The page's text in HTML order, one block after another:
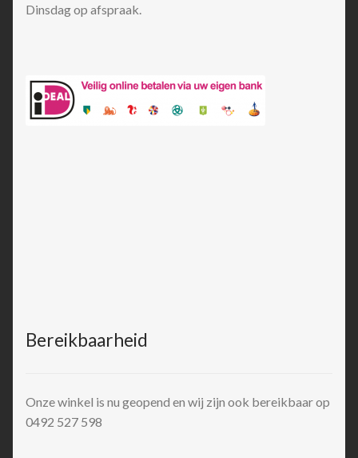
Dinsdag op afspraak.
Bereikbaarheid
Onze winkel is nu geopend en wij zijn ook bereikbaar op
0492 527 598